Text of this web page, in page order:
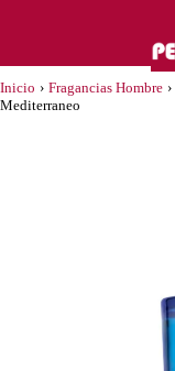
Inicio › Fragancias Hombre ›
Mediterraneo